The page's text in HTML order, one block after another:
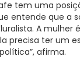
tem uma
entende que a
A mulher
precisa ter um
afirma.